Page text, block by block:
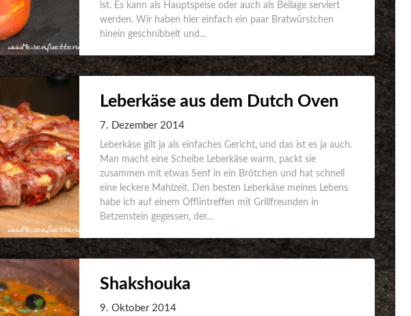
ist. Es kann als Hauptspeise oder auch als Beilage serviert
werden. Wir haben hier einfach ein paar Bratwürstchen
hinein geschnibbelt und...
Leberkäse aus dem Dutch Oven
7. Dezember 2014
Leberkäse gilt ja als einfaches Gericht, und das ist es ja auch.
Man macht eine Scheibe Leberkäse warm, packt sie
zusammen mit etwas Senf in ein Brötchen und hat schnell
eine leckere Mahlzeit. Den besten Leberkäse meines Lebens
habe ich auf einem Offlintreffen mit Grillfreunden in
Betzenstein gegessen, der...
Shakshouka
9. Oktober 2014